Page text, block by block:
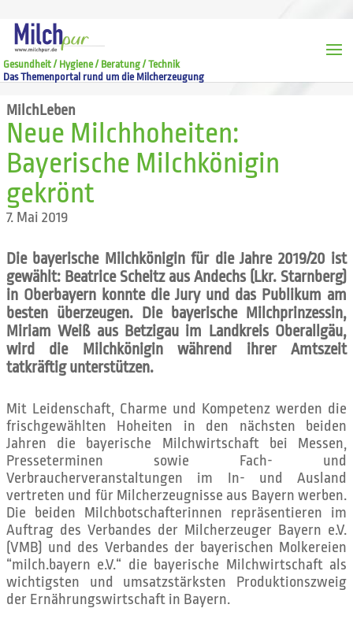
Gesundheit / Hygiene / Beratung / Technik
Das Themenportal rund um die Milcherzeugung
MilchLeben
Neue Milchhoheiten:
Bayerische Milchkönigin
gekrönt
7. Mai 2019
Die bayerische Milchkönigin für die Jahre 2019/20 ist
gewählt: Beatrice Scheitz aus Andechs (Lkr. Starnberg)
in Oberbayern konnte die Jury und das Publikum am
besten überzeugen. Die bayerische Milchprinzessin,
Miriam Weiß aus Betzigau im Landkreis Oberallgäu,
wird die Milchkönigin während ihrer Amtszeit
tatkräftig unterstützen.
Mit Leidenschaft, Charme und Kompetenz werden die
frischgewählten Hoheiten in den nächsten beiden
Jahren die bayerische Milchwirtschaft bei Messen,
Presseterminen sowie Fach- und
Verbraucherveranstaltungen im In- und Ausland
vertreten und für Milcherzeugnisse aus Bayern werben.
Die beiden Milchbotschafterinnen repräsentieren im
Auftrag des Verbandes der Milcherzeuger Bayern e.V.
(VMB) und des Verbandes der bayerischen Molkereien
“milch.bayern e.V.“ die bayerische Milchwirtschaft als
wichtigsten und umsatzstärksten Produktionszweig
der Ernährungswirtschaft in Bayern.